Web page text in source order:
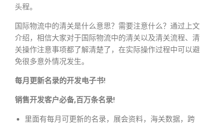
头程。
国际物流中的清关是什么意思？需要注意什么？通过上文
介绍，相信大家对于国际物流中的清关以及清关流程、清
关操作注意事项都了解清楚了，在实际操作过程中可以避
免很多意外情况发生。
每月更新名录的开发电子书!
销售开发客户必备,百万条名录!
里面有每月可更新的名录，展会资料，海关数据，跨